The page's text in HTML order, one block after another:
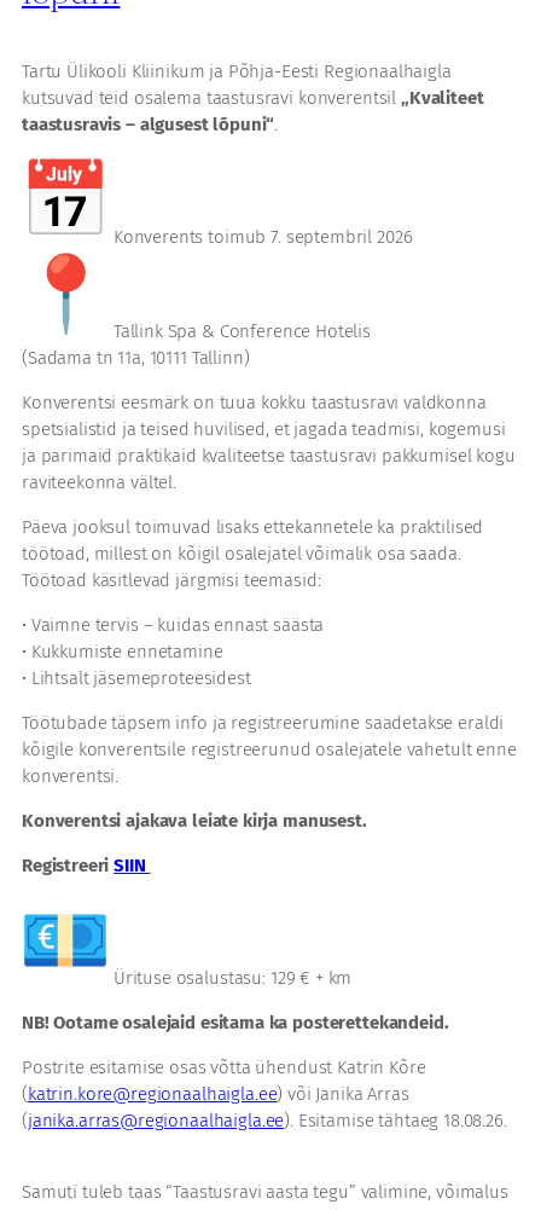
Tartu Ülikooli Kliinikum ja Põhja-Eesti Regionaalhaigla
kutsuvad teid osalema taastusravi konverentsil „Kvaliteet
taastusravis – algusest lõpuni“.
Konverents toimub 7. septembril 2026
Tallink Spa & Conference Hotelis
(Sadama tn 11a, 10111 Tallinn)
Konverentsi eesmärk on tuua kokku taastusravi valdkonna
spetsialistid ja teised huvilised, et jagada teadmisi, kogemusi
ja parimaid praktikaid kvaliteetse taastusravi pakkumisel kogu
raviteekonna vältel.
Päeva jooksul toimuvad lisaks ettekannetele ka praktilised
töötoad, millest on kõigil osalejatel võimalik osa saada.
Töötoad käsitlevad järgmisi teemasid:
• Vaimne tervis – kuidas ennast säästa
• Kukkumiste ennetamine
• Lihtsalt jäsemeproteesidest
Töötubade täpsem info ja registreerumine saadetakse eraldi
kõigile konverentsile registreerunud osalejatele vahetult enne
konverentsi.
Konverentsi ajakava leiate kirja manusest.
RegistreeriSIIN
Ürituse osalustasu: 129 € + km
NB! Ootame osalejaid esitama ka posterettekandeid.
Postrite esitamise osas võtta ühendust Katrin Kõre
(katrin.kore@regionaalhaigla.ee) või Janika Arras
(janika.arras@regionaalhaigla.ee). Esitamise tähtaeg 18.08.26.
Samuti tuleb taas “Taastusravi aasta tegu” valimine, võimalus